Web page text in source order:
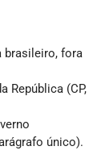
brasileiro, fora
República (CP,
único).